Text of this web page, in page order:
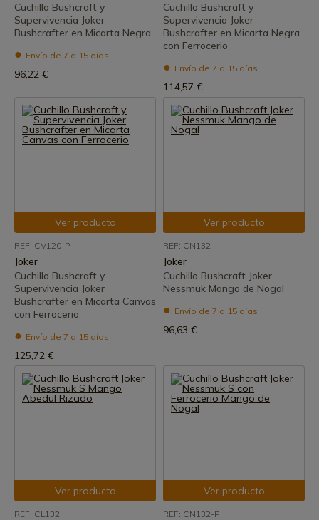
Cuchillo Bushcraft y
Supervivencia Joker
Bushcrafter en Micarta Negra
Envío de 7 a 15 días
96,22 €
Cuchillo Bushcraft y
Supervivencia Joker
Bushcrafter en Micarta Negra
con Ferrocerio
Envío de 7 a 15 días
114,57 €
Ver producto
REF: CV120-P
Joker
Cuchillo Bushcraft y
Supervivencia Joker
Bushcrafter en Micarta Canvas
con Ferrocerio
Envío de 7 a 15 días
125,72 €
Ver producto
REF: CN132
Joker
Cuchillo Bushcraft Joker
Nessmuk Mango de Nogal
Envío de 7 a 15 días
96,63 €
Ver producto
REF: CL132
Ver producto
REF: CN132-P